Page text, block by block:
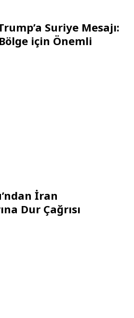
Suriye Mesajı:
için Önemli
İran
Dur Çağrısı